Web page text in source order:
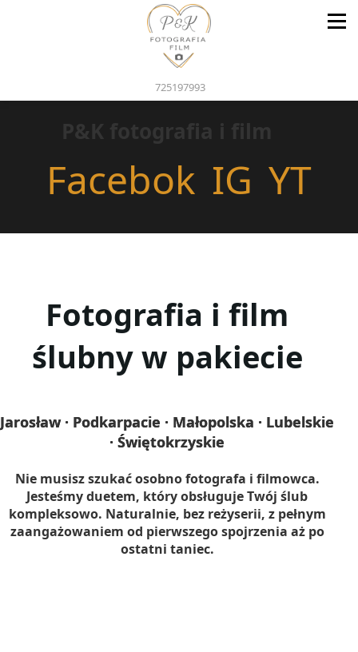
725197993
P&K fotografia i film
Facebok IG YT
Fotografia i film
ślubny w pakiecie
Jarosław · Podkarpacie · Małopolska · Lubelskie
· Świętokrzyskie
Nie musisz szukać osobno fotografa i filmowca.
Jesteśmy duetem, który obsługuje Twój ślub
kompleksowo. Naturalnie, bez reżyserii, z pełnym
zaangażowaniem od pierwszego spojrzenia aż po
ostatni taniec.